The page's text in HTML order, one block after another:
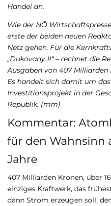
Handel an.
Wie der NÖ
erste der beiden neuen
Netz gehen. Für die
„Dukovany II“ – rechnet die
Ausgaben von 407 Milliarden
Es handelt sich damit um
Investitionsprojekt in der
Republik. (mm)
Kommentar:
für den Wahnsinn
Jahre
407 Milliarden Kronen, über
einziges Kraftwerk, das
dann Strom erzeugen soll,